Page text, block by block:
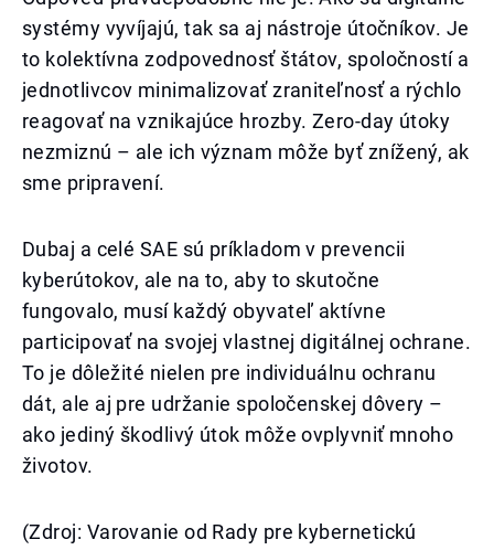
systémy vyvíjajú, tak sa aj nástroje útočníkov. Je
to kolektívna zodpovednosť štátov, spoločností a
jednotlivcov minimalizovať zraniteľnosť a rýchlo
reagovať na vznikajúce hrozby. Zero-day útoky
nezmiznú – ale ich význam môže byť znížený, ak
sme pripravení.
Dubaj a celé SAE sú príkladom v prevencii
kyberútokov, ale na to, aby to skutočne
fungovalo, musí každý obyvateľ aktívne
participovať na svojej vlastnej digitálnej ochrane.
To je dôležité nielen pre individuálnu ochranu
dát, ale aj pre udržanie spoločenskej dôvery –
ako jediný škodlivý útok môže ovplyvniť mnoho
životov.
(Zdroj: Varovanie od Rady pre kybernetickú